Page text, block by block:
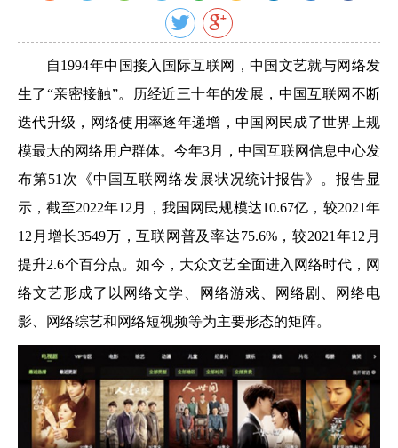
自1994年中国接入国际互联网，中国文艺就与网络发
生了“亲密接触”。历经近三十年的发展，中国互联网不断
迭代升级，网络使用率逐年递增，中国网民成了世界上规
模最大的网络用户群体。今年3月，中国互联网信息中心发
布第51次《中国互联网络发展状况统计报告》。报告显
示，截至2022年12月，我国网民规模达10.67亿，较2021年
12月增长3549万，互联网普及率达75.6%，较2021年12月
提升2.6个百分点。如今，大众文艺全面进入网络时代，网
络文艺形成了以网络文学、网络游戏、网络剧、网络电
影、网络综艺和网络短视频等为主要形态的矩阵。